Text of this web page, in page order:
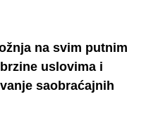
na svim putnim
uslovima i
saobraćajnih